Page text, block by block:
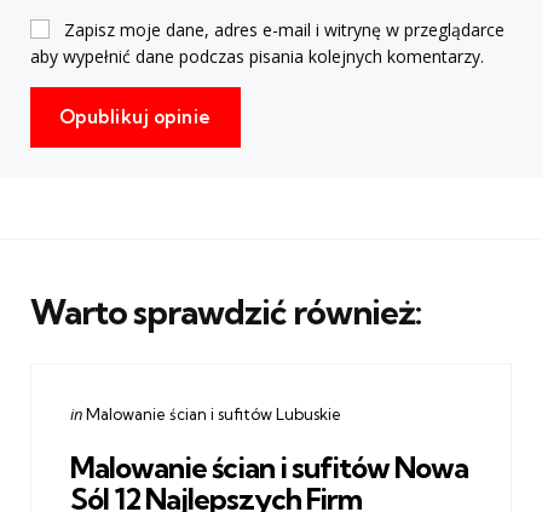
Zapisz moje dane, adres e-mail i witrynę w przeglądarce
aby wypełnić dane podczas pisania kolejnych komentarzy.
Warto sprawdzić również:
Categories
Posted
inMalowanie ścian i sufitów Lubuskie
Malowanie ścian i sufitów Nowa
Sól 12 Najlepszych Firm